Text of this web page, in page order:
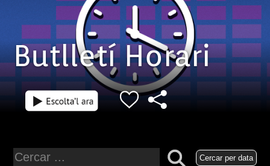
Butlletí Horari
Cercar per data